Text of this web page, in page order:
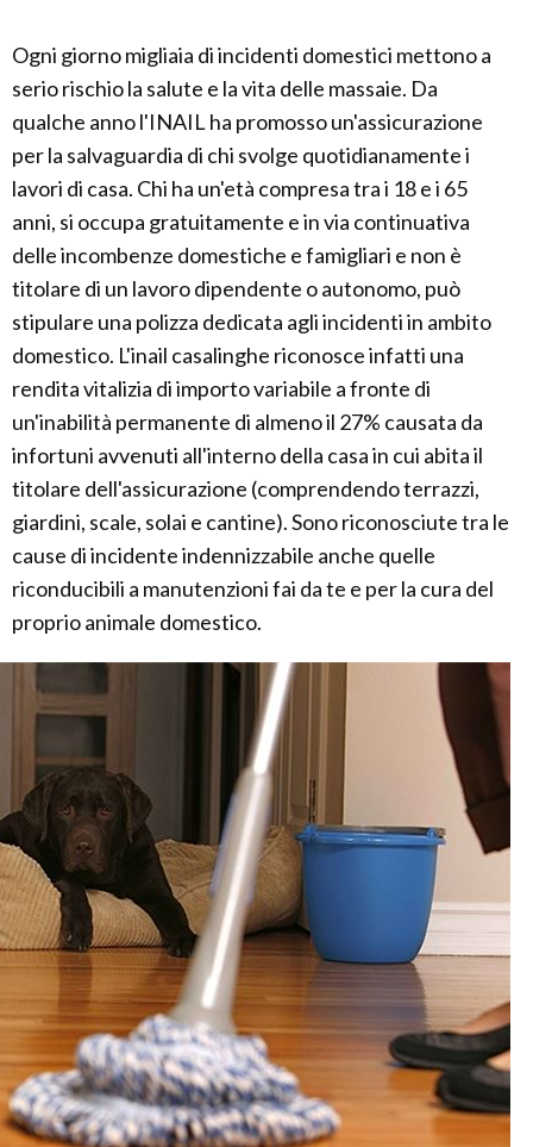
Ogni giorno migliaia di incidenti domestici mettono a
serio rischio la salute e la vita delle massaie. Da
qualche anno l'INAIL ha promosso un'assicurazione
per la salvaguardia di chi svolge quotidianamente i
lavori di casa. Chi ha un'età compresa tra i 18 e i 65
anni, si occupa gratuitamente e in via continuativa
delle incombenze domestiche e famigliari e non è
titolare di un lavoro dipendente o autonomo, può
stipulare una polizza dedicata agli incidenti in ambito
domestico. L'inail casalinghe riconosce infatti una
rendita vitalizia di importo variabile a fronte di
un'inabilità permanente di almeno il 27% causata da
infortuni avvenuti all'interno della casa in cui abita il
titolare dell'assicurazione (comprendendo terrazzi,
giardini, scale, solai e cantine). Sono riconosciute tra le
cause di incidente indennizzabile anche quelle
riconducibili a manutenzioni fai da te e per la cura del
proprio animale domestico.